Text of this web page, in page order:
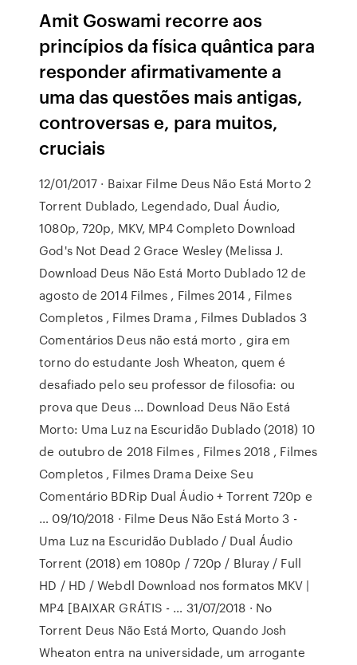
Amit Goswami recorre aos
princípios da física quântica para
responder afirmativamente a
uma das questões mais antigas,
controversas e, para muitos,
cruciais
12/01/2017 · Baixar Filme Deus Não Está Morto 2
Torrent Dublado, Legendado, Dual Áudio,
1080p, 720p, MKV, MP4 Completo Download
God's Not Dead 2 Grace Wesley (Melissa J.
Download Deus Não Está Morto Dublado 12 de
agosto de 2014 Filmes , Filmes 2014 , Filmes
Completos , Filmes Drama , Filmes Dublados 3
Comentários Deus não está morto , gira em
torno do estudante Josh Wheaton, quem é
desafiado pelo seu professor de filosofia: ou
prova que Deus … Download Deus Não Está
Morto: Uma Luz na Escuridão Dublado (2018) 10
de outubro de 2018 Filmes , Filmes 2018 , Filmes
Completos , Filmes Drama Deixe Seu
Comentário BDRip Dual Áudio + Torrent 720p e
… 09/10/2018 · Filme Deus Não Está Morto 3 -
Uma Luz na Escuridão Dublado / Dual Áudio
Torrent (2018) em 1080p / 720p / Bluray / Full
HD / HD / Webdl Download nos formatos MKV |
MP4 [BAIXAR GRÁTIS - … 31/07/2018 · No
Torrent Deus Não Está Morto, Quando Josh
Wheaton entra na universidade, um arrogante